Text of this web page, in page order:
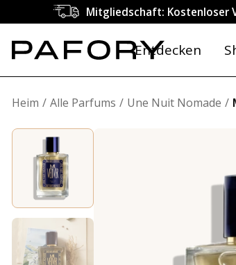
Mitgliedschaft: Kostenloser
Entdecken
Heim Alle Parfums Une Nuit Nomade